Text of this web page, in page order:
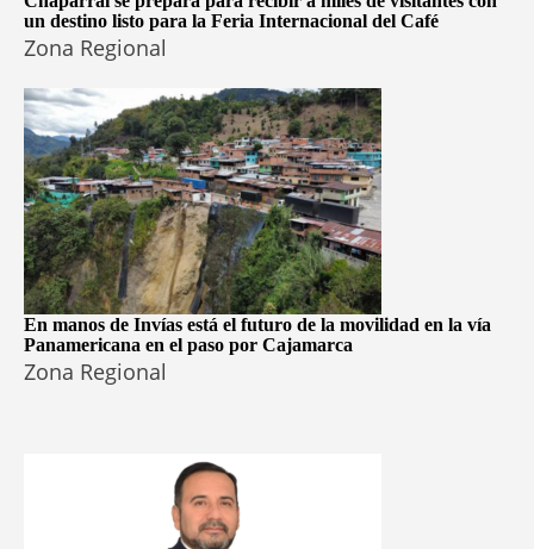
un destino listo para la Feria Internacional del Café
Zona Regional
En manos de Invías está el futuro de la movilidad en la vía
Panamericana en el paso por Cajamarca
Zona Regional